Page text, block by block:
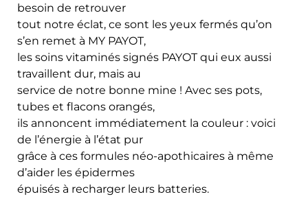
besoin de retrouver
tout notre éclat, ce sont les yeux fermés qu’on
s’en remet à MY PAYOT,
les soins vitaminés signés PAYOT qui eux aussi
travaillent dur, mais au
service de notre bonne mine ! Avec ses pots,
tubes et flacons orangés,
ils annoncent immédiatement la couleur : voici
de l’énergie à l’état pur
grâce à ces formules néo-apothicaires à même
d’aider les épidermes
épuisés à recharger leurs batteries.